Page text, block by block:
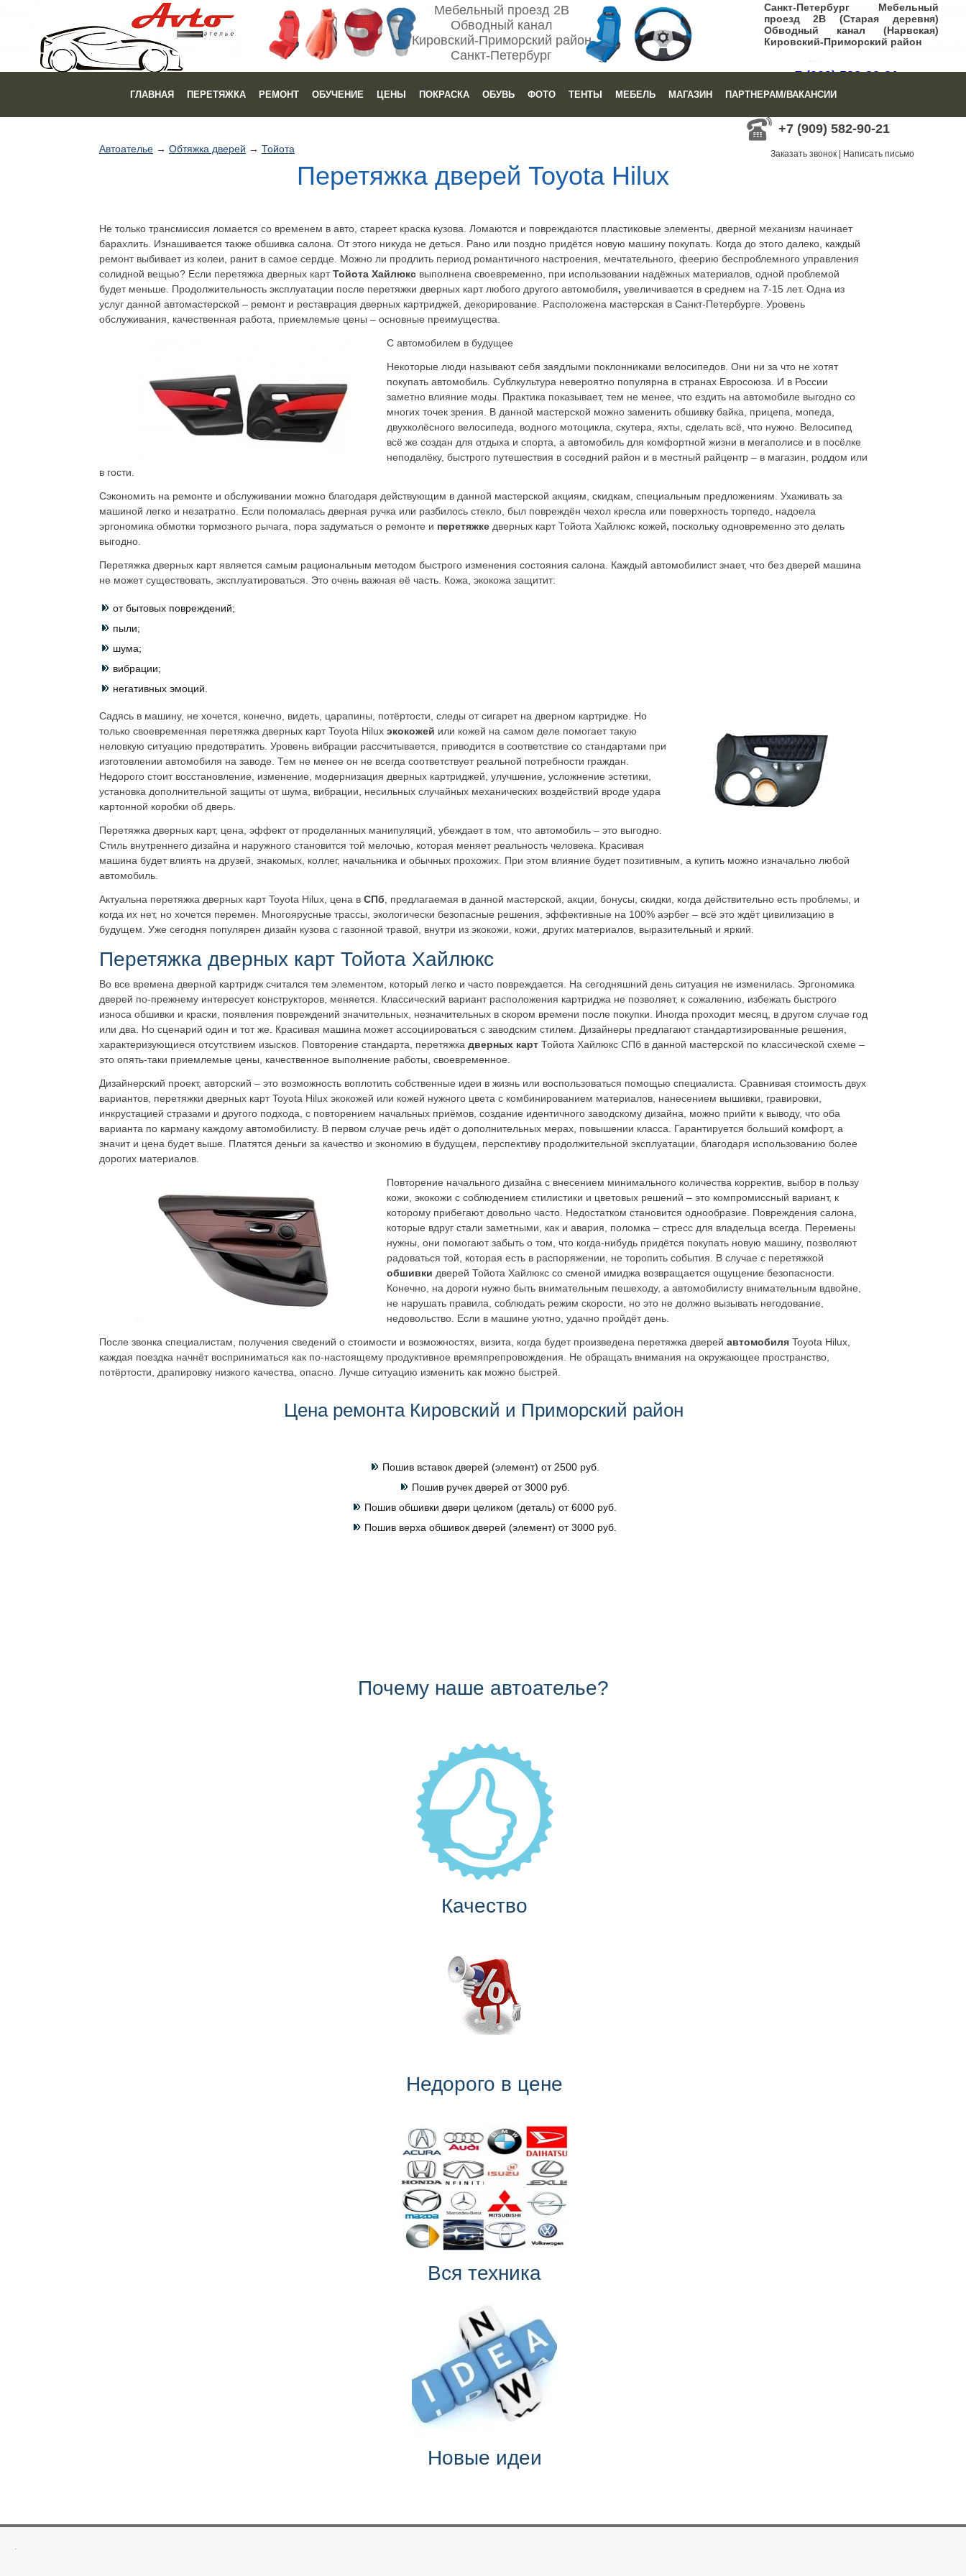
Мебельный проезд 2В
Обводный канал
Кировский-Приморский район
Санкт-Петербург
Санкт-Петербург Мебельный
проезд 2В (Старая деревня)
Обводный канал (Нарвская)
Кировский-Приморский район
+7 (909) 582-90-21
Заказать звонок|Написать письмо
+7 (909) 582-90-21
Заказать звонок Написать письмо
ГЛАВНАЯ ПЕРЕТЯЖКА РЕМОНТ ОБУЧЕНИЕ ЦЕНЫ ПОКРАСКА ОБУВЬ ФОТО ТЕНТЫ МЕБЕЛЬ МАГАЗИН ПАРТНЕРАМ/ВАКАНСИИ
Автоателье → Обтяжка дверей → Тойота
Перетяжка дверей Toyota Hilux
Не только трансмиссия ломается со временем в авто, стареет краска кузова. Ломаются и повреждаются пластиковые элементы, дверной механизм начинает
барахлить. Изнашивается также обшивка салона. От этого никуда не деться. Рано или поздно придётся новую машину покупать. Когда до этого далеко, каждый
ремонт выбивает из колеи, ранит в самое сердце. Можно ли продлить период романтичного настроения, мечтательного, феерию беспроблемного управления
солидной вещью? Если перетяжка дверных картТойота Хайлюкс выполнена своевременно, при использовании надёжных материалов, одной проблемой
будет меньше. Продолжительность эксплуатации после перетяжки дверных карт любого другого автомобиля, увеличивается в среднем на 7-15 лет. Одна из
услуг данной автомастерской – ремонт и реставрация дверных картриджей, декорирование. Расположена мастерская в Санкт-Петербурге. Уровень
обслуживания, качественная работа, приемлемые цены – основные преимущества.
С автомобилем в будущее
Некоторые люди называют себя заядлыми поклонниками велосипедов. Они ни за что не хотят
покупать автомобиль. Сублкультура невероятно популярна в странах Евросоюза. И в России
заметно влияние моды. Практика показывает, тем не менее, что ездить на автомобиле выгодно со
многих точек зрения. В данной мастерской можно заменить обшивку байка, прицепа, мопеда,
двухколёсного велосипеда, водного мотоцикла, скутера, яхты, сделать всё, что нужно. Велосипед
всё же создан для отдыха и спорта, а автомобиль для комфортной жизни в мегаполисе и в посёлке
неподалёку, быстрого путешествия в соседний район и в местный райцентр – в магазин, роддом или
в гости.
Сэкономить на ремонте и обслуживании можно благодаря действующим в данной мастерской акциям, скидкам, специальным предложениям. Ухаживать за
машиной легко и незатратно. Если поломалась дверная ручка или разбилось стекло, был повреждён чехол кресла или поверхность торпедо, надоела
эргономика обмотки тормозного рычага, пора задуматься о ремонте и перетяжке дверных карт Тойота Хайлюкс кожей, поскольку одновременно это делать
выгодно.
Перетяжка дверных карт является самым рациональным методом быстрого изменения состояния салона. Каждый автомобилист знает, что без дверей машина
не может существовать, эксплуатироваться. Это очень важная её часть. Кожа, экокожа защитит:
от бытовых повреждений;
пыли;
шума;
вибрации;
негативных эмоций.
Садясь в машину, не хочется, конечно, видеть, царапины, потёртости, следы от сигарет на дверном картридже. Но
только своевременная перетяжка дверных карт Toyota Hilux экокожей или кожей на самом деле помогает такую
неловкую ситуацию предотвратить. Уровень вибрации рассчитывается, приводится в соответствие со стандартами при
изготовлении автомобиля на заводе. Тем не менее он не всегда соответствует реальной потребности граждан.
Недорого стоит восстановление, изменение, модернизация дверных картриджей, улучшение, усложнение эстетики,
установка дополнительной защиты от шума, вибрации, несильных случайных механических воздействий вроде удара
картонной коробки об дверь.
Перетяжка дверных карт, цена, эффект от проделанных манипуляций, убеждает в том, что автомобиль – это выгодно.
Стиль внутреннего дизайна и наружного становится той мелочью, которая меняет реальность человека. Красивая
машина будет влиять на друзей, знакомых, коллег, начальника и обычных прохожих. При этом влияние будет позитивным, а купить можно изначально любой
автомобиль.
Актуальна перетяжка дверных карт Toyota Hilux, цена в СПб , предлагаемая в данной мастерской, акции, бонусы, скидки, когда действительно есть проблемы, и
когда их нет, но хочется перемен. Многоярусные трассы, экологически безопасные решения, эффективные на 100% аэрбег – всё это ждёт цивилизацию в
будущем. Уже сегодня популярен дизайн кузова с газонной травой, внутри из экокожи, кожи, других материалов, выразительный и яркий.
Перетяжка дверных карт Тойота Хайлюкс
Во все времена дверной картридж считался тем элементом, который легко и часто повреждается. На сегодняшний день ситуация не изменилась. Эргономика
дверей по-прежнему интересует конструкторов, меняется. Классический вариант расположения картриджа не позволяет, к сожалению, избежать быстрого
износа обшивки и краски, появления повреждений значительных, незначительных в скором времени после покупки. Иногда проходит месяц, в другом случае год
или два. Но сценарий один и тот же. Красивая машина может ассоциироваться с заводским стилем. Дизайнеры предлагают стандартизированные решения,
характеризующиеся отсутствием изысков. Повторение стандарта, перетяжка дверных карт Тойота Хайлюкс СПб в данной мастерской по классической схеме –
это опять-таки приемлемые цены, качественное выполнение работы, своевременное.
Дизайнерский проект, авторский – это возможность воплотить собственные идеи в жизнь или воспользоваться помощью специалиста. Сравнивая стоимость двух
вариантов, перетяжки дверных карт Toyota Hilux экокожей или кожей нужного цвета с комбинированием материалов, нанесением вышивки, гравировки,
инкрустацией стразами и другого подхода, с повторением начальных приёмов, создание идентичного заводскому дизайна, можно прийти к выводу, что оба
варианта по карману каждому автомобилисту. В первом случае речь идёт о дополнительных мерах, повышении класса. Гарантируется больший комфорт, а
значит и цена будет выше. Платятся деньги за качество и экономию в будущем, перспективу продолжительной эксплуатации, благодаря использованию более
дорогих материалов.
Повторение начального дизайна с внесением минимального количества корректив, выбор в пользу
кожи, экокожи с соблюдением стилистики и цветовых решений – это компромиссный вариант, к
которому прибегают довольно часто. Недостатком становится однообразие. Повреждения салона,
которые вдруг стали заметными, как и авария, поломка – стресс для владельца всегда. Перемены
нужны, они помогают забыть о том, что когда-нибудь придётся покупать новую машину, позволяют
радоваться той, которая есть в распоряжении, не торопить события. В случае с перетяжкой
обшивки дверей Тойота Хайлюкс со сменой имиджа возвращается ощущение безопасности.
Конечно, на дороги нужно быть внимательным пешеходу, а автомобилисту внимательным вдвойне,
не нарушать правила, соблюдать режим скорости, но это не должно вызывать негодование,
недовольство. Если в машине уютно, удачно пройдёт день.
После звонка специалистам, получения сведений о стоимости и возможностях, визита, когда будет произведена перетяжка дверей автомобиля Toyota Hilux,
каждая поездка начнёт восприниматься как по-настоящему продуктивное времяпрепровождения. Не обращать внимания на окружающее пространство,
потёртости, драпировку низкого качества, опасно. Лучше ситуацию изменить как можно быстрей.
Цена ремонта Кировский и Приморский район
Пошив вставок дверей (элемент) от 2500 руб.
Пошив ручек дверей от 3000 руб.
Пошив обшивки двери целиком (деталь) от 6000 руб.
Пошив верха обшивок дверей (элемент) от 3000 руб.
Почему наше автоателье?
Качество
Недорого в цене
Вся техника
Новые идеи
.